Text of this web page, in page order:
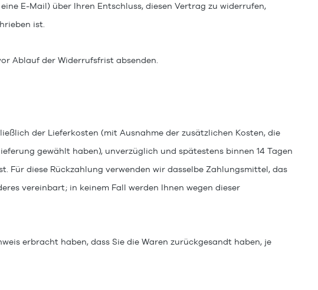
E-Mail) über Ihren Entschluss, diesen Vertrag zu widerrufen,
ist.
Ablauf der Widerrufsfrist absenden.
der Lieferkosten (mit Ausnahme der zusätzlichen Kosten, die
gewählt haben), unverzüglich und spätestens binnen 14 Tagen
Für diese Rückzahlung verwenden wir dasselbe Zahlungsmittel, das
vereinbart; in keinem Fall werden Ihnen wegen dieser
erbracht haben, dass Sie die Waren zurückgesandt haben, je